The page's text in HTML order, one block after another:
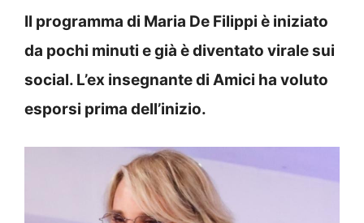
Il programma di Maria De Filippi è iniziato
da pochi minuti e già è diventato virale sui
social. L’ex insegnante di Amici ha voluto
esporsi prima dell’inizio.